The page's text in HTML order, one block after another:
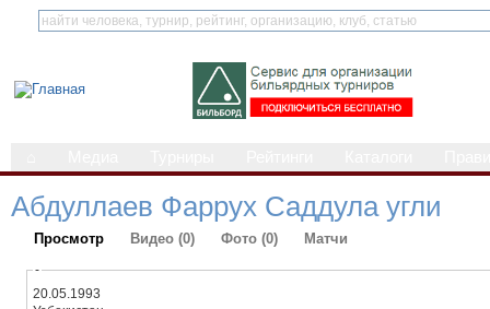
Абдуллаев Фаррух Саддула угли
Просмотр Видео (0) Фото (0) Матчи
-
20.05.1993